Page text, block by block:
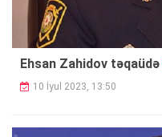
Ehsan Zahidov təqaüdə
10 İyul 2023, 13:50